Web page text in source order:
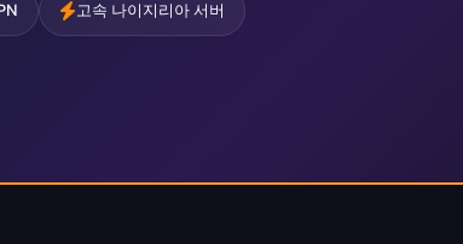
고속 나이지리아 서버